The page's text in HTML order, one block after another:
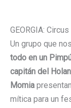
GEORGIA:
Un grupo que
todo en un
capitán del
Momia
mítica para un